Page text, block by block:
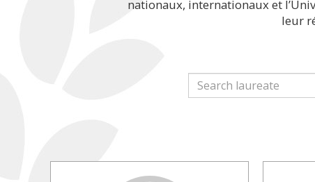
nationaux, internationaux et
leur